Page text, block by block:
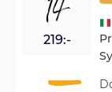
14
219:-